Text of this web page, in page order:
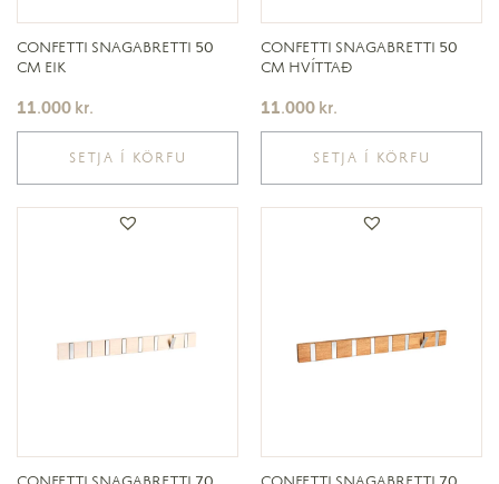
CONFETTI SNAGABRETTI 50
CM EIK
11.000 kr.
SETJA Í KÖRFU
CONFETTI SNAGABRETTI 50
CM HVÍTTAÐ
11.000 kr.
SETJA Í KÖRFU